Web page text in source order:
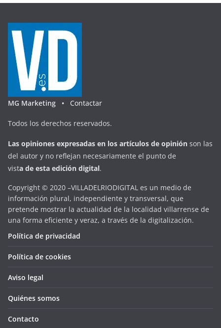
MG Marketing • Contactar
Todos los derechos reservados.
Las opiniones expresadas en los artículos de opinión son las
del autor y no reflejan necesariamente el punto de
vista de esta edición digital.
Copyright © 2020 –VILLADELRIODIGITAL es un medio de
información plural, independiente y transversal, que
pretende mostrar la actualidad de la localidad villarrense de
una forma eficiente y veraz, a través de la digitalización.
Política de privacidad
Política de cookies
Aviso legal
Quiénes somos
Contacto